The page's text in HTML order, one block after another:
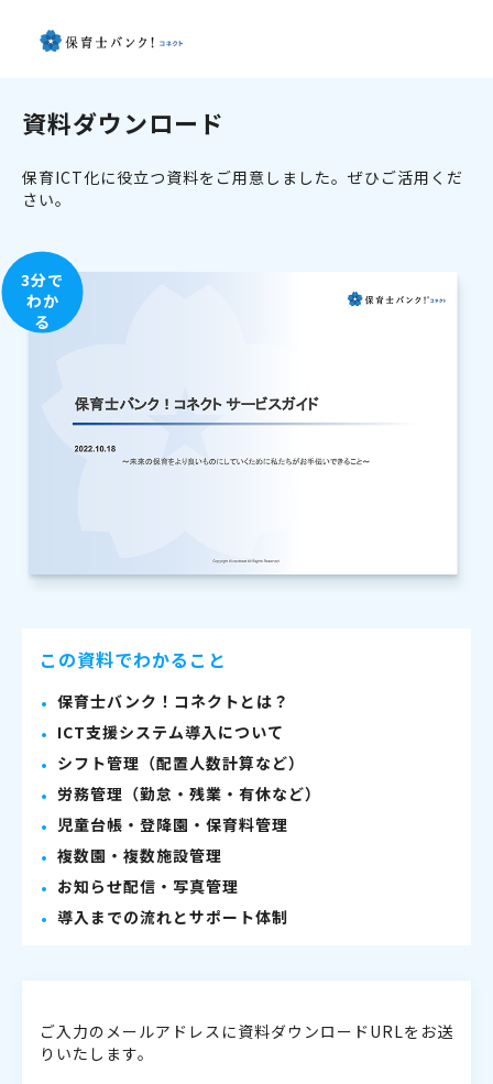
資料ダウンロード
保育ICT化に役立つ資料をご用意しました。ぜひご活用くだ
さい。
3分で
わか
る
この資料でわかること
保育士バンク！コネクトとは？
ICT支援システム導入について
シフト管理（配置人数計算など）
労務管理（勤怠・残業・有休など）
児童台帳・登降園・保育料管理
複数園・複数施設管理
お知らせ配信・写真管理
導入までの流れとサポート体制
ご入力のメールアドレスに資料ダウンロードURLをお送
りいたします。